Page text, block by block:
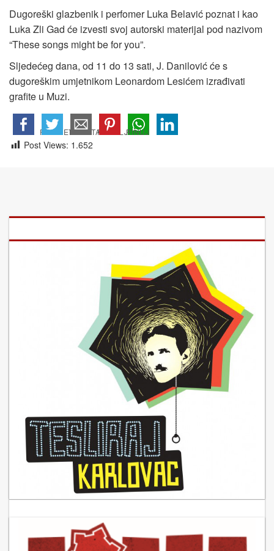
Dugoreški glazbenik i perfomer Luka Belavić poznat i kao
Luka Zli Gad će izvesti svoj autorski materijal pod nazivom
“These songs might be for you”.
Sljedećeg dana, od 11 do 13 sati, J. Danilović će s
dugoreškim umjetnikom Leonardom Lesićem izrađivati
grafite u Muzi.
Post Views: 1.652